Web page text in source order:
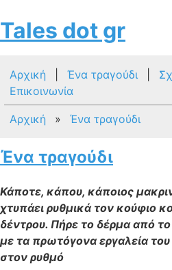
Tales dot gr
Αρχική Ένα τραγούδι
Επικοινωνία
Αρχική » Ένα τραγούδι
Ένα τραγούδι
Κάποτε, κάπου, κάποιος
χτυπάει ρυθμικά τον κούφιο
δέντρου. Πήρε το δέρμα από
με τα πρωτόγονα εργαλεία του
στoν ρυθμό